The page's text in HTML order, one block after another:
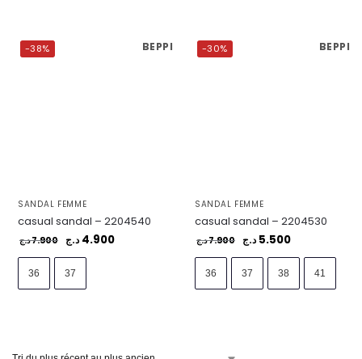
-38% BEPPI
SANDAL FEMME
casual sandal – 2204540
7.900د.ج 4.900 د.ج
36 37
-30% BEPPI
SANDAL FEMME
casual sandal – 2204530
7.900د.ج 5.500 د.ج
36 37 38 41